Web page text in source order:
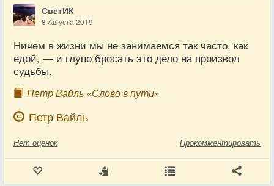
СветИК
8 Августа 2019
Ничем в жизни мы не занимаемся так часто, как
едой, — и глупо бросать это дело на произвол
судьбы.
Петр Вайль «Слово в пути»
Петр Вайль
Нет оценок Прокомментировать